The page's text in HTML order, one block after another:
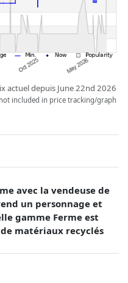
actuel depuis June 22nd 2026
included in price tracking/graph
avec la vendeuse de
un personnage et
gamme Ferme est
matériaux recyclés